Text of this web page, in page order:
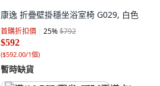
康逸 折疊壁掛穩坐浴室椅 G029, 白色
首購折扣價 25%$792
$592
($592.00/1個)
暫時缺貨